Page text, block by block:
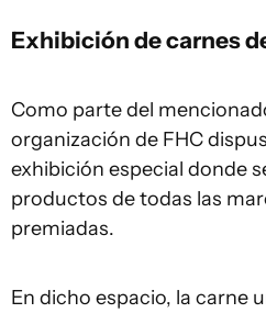
Exhibición de carnes
Como parte del
organización de FHC
exhibición especial donde
productos de todas las
premiadas.
En dicho espacio, la carne